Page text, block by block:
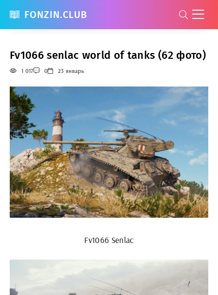
FONZIN.CLUB
Fv1066 senlac world of tanks (62 фото)
1 017 0 23 январь
Fv1066 Senlac